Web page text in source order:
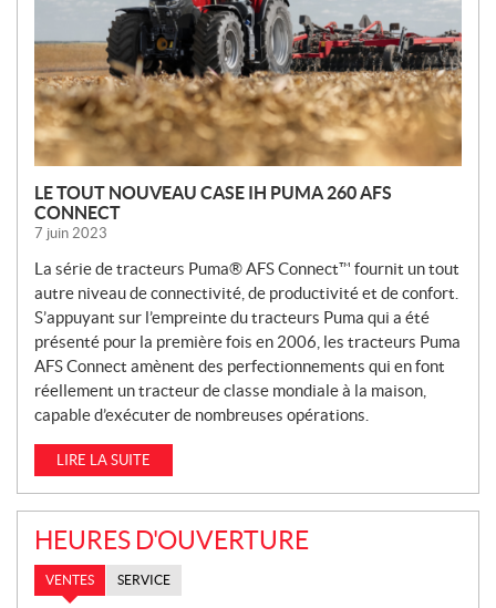
E
LE TOUT NOUVEAU CASE IH PUMA 260 AFS
CONNECT
7 juin 2023
La série de tracteurs Puma® AFS Connect™ fournit un tout
autre niveau de connectivité, de productivité et de confort.
S’appuyant sur l’empreinte du tracteurs Puma qui a été
présenté pour la première fois en 2006, les tracteurs Puma
AFS Connect amènent des perfectionnements qui en font
réellement un tracteur de classe mondiale à la maison,
capable d’exécuter de nombreuses opérations.
LIRE LA SUITE
HEURES D'OUVERTURE
VENTES SERVICE